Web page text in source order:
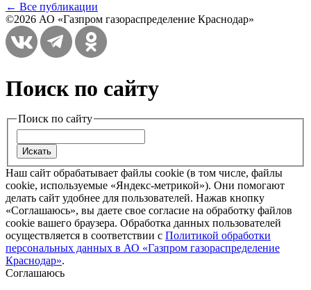
← Все публикации
©2026 АО «Газпром газораспределение Краснодар»
Поиск по сайту
Поиск по сайту
Наш сайт обрабатывает файлы cookie (в том числе, файлы
cookie, используемые «Яндекс-метрикой»). Они помогают
делать сайт удобнее для пользователей. Нажав кнопку
«Соглашаюсь», вы даете свое согласие на обработку файлов
cookie вашего браузера. Обработка данных пользователей
осуществляется в соответствии с Политикой обработки
персональных данных в АО «Газпром газораспределение
Краснодар».
Соглашаюсь